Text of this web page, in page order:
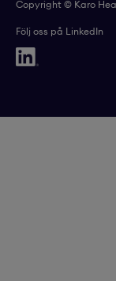
Copyright © Karo
Följ oss på LinkedIn